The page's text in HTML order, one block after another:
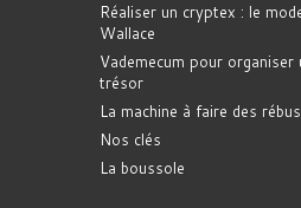
Réaliser un cryptex : le
Wallace
Vademecum pour organiser
trésor
La machine à faire des rébus
Nos clés
La boussole